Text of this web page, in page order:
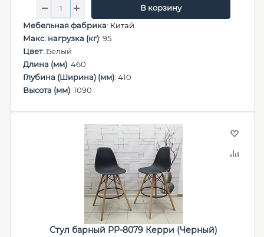
В корзину
Мебельная фабрика: Китай
Макс. нагрузка (кг): 95
Цвет: Белый
Длина (мм): 460
Глубина (Ширина) (мм): 410
Высота (мм): 1090
Стул барный PP-8079 Керри (Черный)